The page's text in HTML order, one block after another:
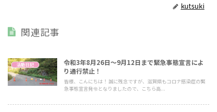
kutsuki
関連記事
活動日記
令和3年8月26日～9月12日まで緊急事態宣言によ
り通行禁止！
皆様、こんにちは！ 誠に残念ですが、滋賀県もコロナ感染症の緊
急事態宣言発令となりましたので、こちら高...